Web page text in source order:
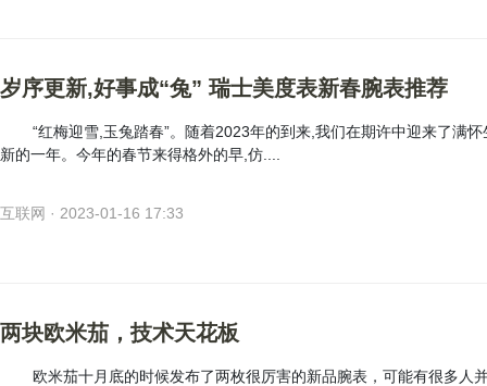
岁序更新,好事成“兔” 瑞士美度表新春腕表推荐
“红梅迎雪,玉兔踏春”。随着2023年的到来,我们在期许中迎来了满怀
新的一年。今年的春节来得格外的早,仿....
互联网 · 2023-01-16 17:33
两块欧米茄，技术天花板
欧米茄十月底的时候发布了两枚很厉害的新品腕表，可能有很多人